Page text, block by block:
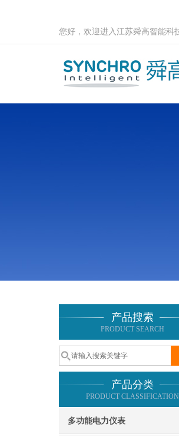
您好，欢迎进入江苏舜高智能科
产品搜索
PRODUCT SEARCH
产品分类
PRODUCT CLASSIFICATION
多功能电力仪表